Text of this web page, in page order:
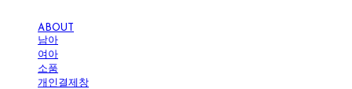
ABOUT
남아
여아
소품
개인결제창